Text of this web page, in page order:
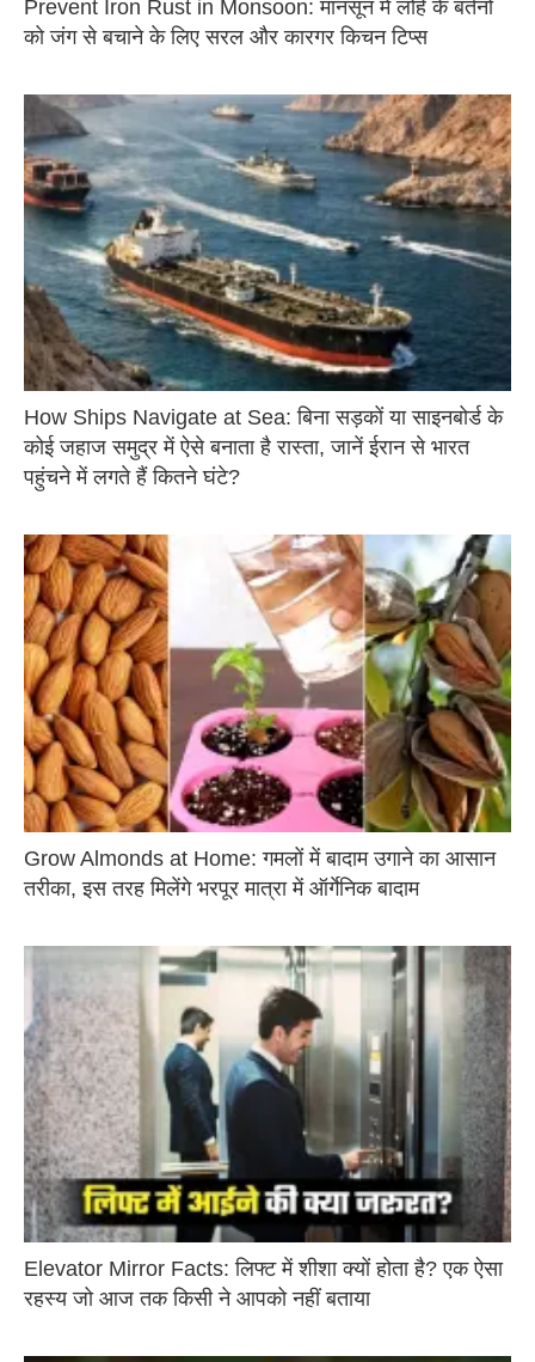
Prevent Iron Rust in Monsoon: मानसून में लोहे के बर्तनों
को जंग से बचाने के लिए सरल और कारगर किचन टिप्स
How Ships Navigate at Sea: बिना सड़कों या साइनबोर्ड के
कोई जहाज समुद्र में ऐसे बनाता है रास्ता, जानें ईरान से भारत
पहुंचने में लगते हैं कितने घंटे?
Grow Almonds at Home: गमलों में बादाम उगाने का आसान
तरीका, इस तरह मिलेंगे भरपूर मात्रा में ऑर्गेनिक बादाम
Elevator Mirror Facts: लिफ्ट में शीशा क्यों होता है? एक ऐसा
रहस्य जो आज तक किसी ने आपको नहीं बताया